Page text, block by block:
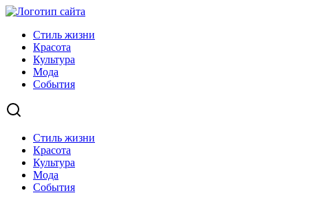
Стиль жизни
Красота
Культура
Мода
События
Стиль жизни
Красота
Культура
Мода
События